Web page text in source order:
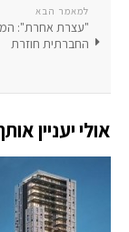
למאמר הבא
"עצרת אחרת":
החברתית חוזרת
אולי יעניין